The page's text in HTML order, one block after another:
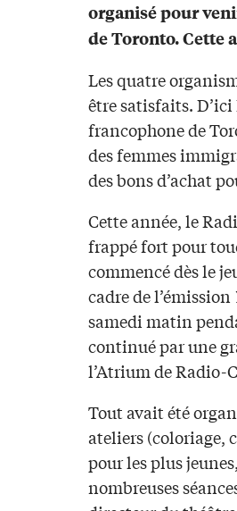
organisé pour
de Toronto. Cette
Les quatre
être satisfaits.
francophone de
des femmes
des bons d’achat
Cette année, le
frappé fort pour
commencé dès le
cadre de l’émission
samedi matin
continué par une
l’Atrium de Radio-
Tout avait été
ateliers (coloriage,
pour les plus
nombreuses